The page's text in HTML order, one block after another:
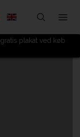
plakat ved køb